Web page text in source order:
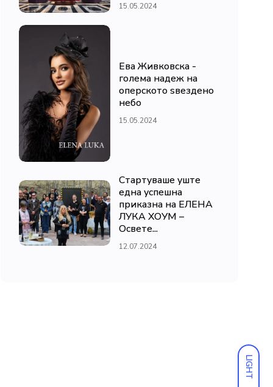
LIGHT
15.05.2024
Ева Живковска -
голема надеж на
оперското ѕвездено
небо
15.05.2024
Стартуваше уште
една успешна
приказна на ЕЛЕНА
ЛУКА ХОУМ –
Освете...
12.07.2024